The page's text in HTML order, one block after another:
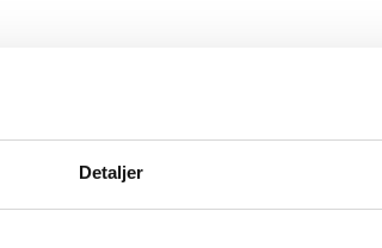
Detaljer
danske
Kontakt os